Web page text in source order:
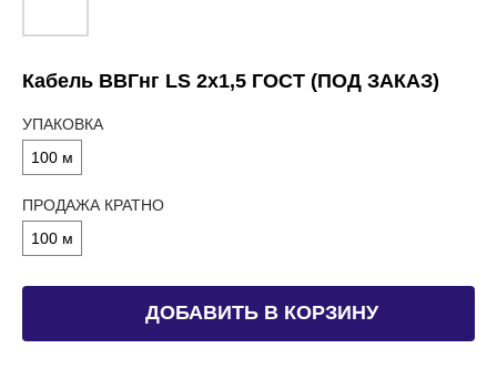
Кабель ВВГнг LS 2х1,5 ГОСТ (ПОД ЗАКАЗ)
УПАКОВКА
100 м
ПРОДАЖА КРАТНО
100 м
ДОБАВИТЬ В КОРЗИНУ